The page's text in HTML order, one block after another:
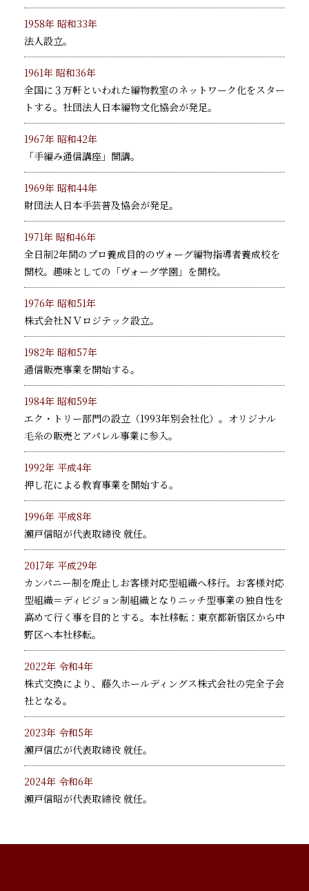
1958年 昭和33年
法人設立。
1961年 昭和36年
全国に３万軒といわれた編物教室のネットワーク化をスター
トする。社団法人日本編物文化協会が発足。
1967年 昭和42年
「手編み通信講座」開講。
1969年 昭和44年
財団法人日本手芸普及協会が発足。
1971年 昭和46年
全日制2年間のプロ養成目的のヴォーグ編物指導者養成校を
開校。趣味としての「ヴォーグ学園」を開校。
1976年 昭和51年
株式会社ＮＶロジテック設立。
1982年 昭和57年
通信販売事業を開始する。
1984年 昭和59年
エク・トリー部門の設立（1993年別会社化）。オリジナル
毛糸の販売とアパレル事業に参入。
1992年 平成4年
押し花による教育事業を開始する。
1996年 平成8年
瀨戸信昭が代表取締役 就任。
2017年 平成29年
カンパニー制を廃止しお客様対応型組織へ移行。お客様対応
型組織＝ディビジョン制組織となりニッチ型事業の独自性を
高めて行く事を目的とする。本社移転：東京都新宿区から中
野区へ本社移転。
2022年 令和4年
株式交換により、藤久ホールディングス株式会社の完全子会
社となる。
2023年 令和5年
瀨戸信広が代表取締役 就任。
2024年 令和6年
瀨戸信昭が代表取締役 就任。